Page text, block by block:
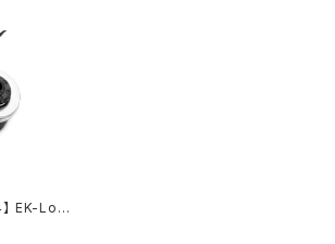
EK-Loo